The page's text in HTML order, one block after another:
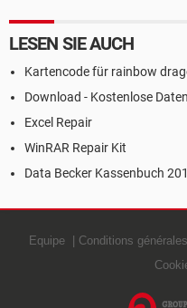
LESEN SIE AUCH
Kartencode für rainbow
Download - Kostenlose
Excel Repair
WinRAR Repair Kit
Data Becker Kassenbuch
Equipe Conditions générales